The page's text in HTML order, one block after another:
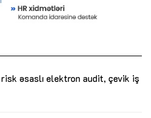
əsaslı elektron audit, çevik iş